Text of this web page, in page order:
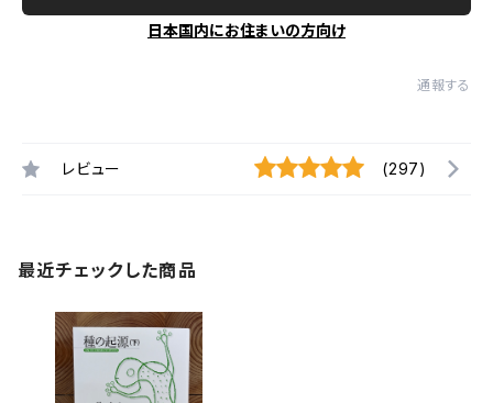
日本国内にお住まいの方向け
通報する
レビュー (297)
最近チェックした商品